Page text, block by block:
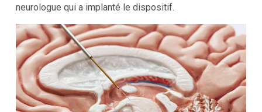
neurologue qui a implanté le dispositif.